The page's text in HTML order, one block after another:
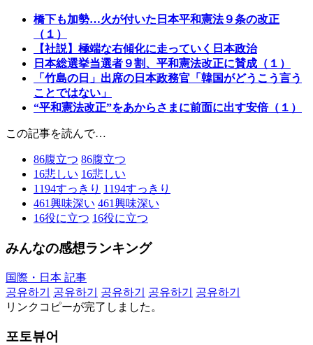
橋下も加勢…火が付いた日本平和憲法９条の改正
（１）
【社説】極端な右傾化に走っていく日本政治
日本総選挙当選者９割、平和憲法改正に賛成（１）
「竹島の日」出席の日本政務官「韓国がどうこう言う
ことではない」
“平和憲法改正”をあからさまに前面に出す安倍（１）
この記事を読んで…
86腹立つ 86腹立つ
16悲しい 16悲しい
1194すっきり 1194すっきり
461興味深い 461興味深い
16役に立つ 16役に立つ
みんなの感想ランキング
国際・日本 記事
공유하기
공유하기 공유하기 공유하기
공유하기
リンクコピーが完了しました。
포토뷰어